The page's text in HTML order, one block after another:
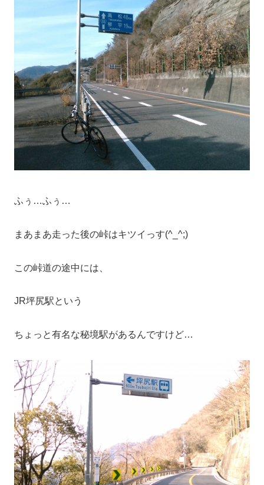
ふぅ…ふぅ…
まあまあ走った後の峠はキツイっす(^_^;)
この峠道の途中には、
JR坪尻駅という
ちょっと有名な秘境駅があるんですけど…